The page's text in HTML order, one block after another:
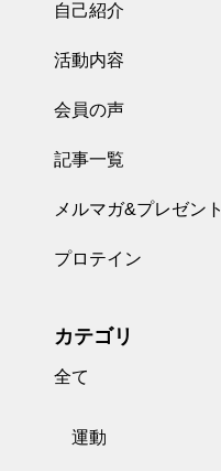
自己紹介
活動内容
会員の声
記事一覧
メルマガ&プレゼント
プロテイン
カテゴリ
全て
運動